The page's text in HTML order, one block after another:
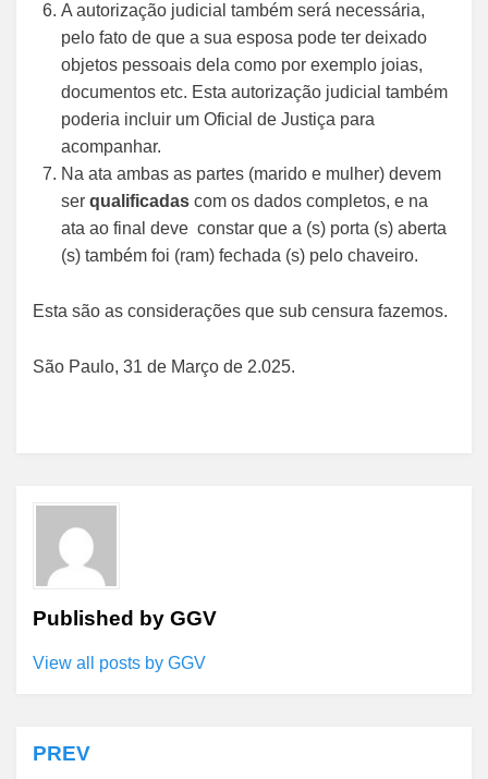
A autorização judicial também será necessária,
pelo fato de que a sua esposa pode ter deixado
objetos pessoais dela como por exemplo joias,
documentos etc. Esta autorização judicial também
poderia incluir um Oficial de Justiça para
acompanhar.
Na ata ambas as partes (marido e mulher) devem
ser qualificadas com os dados completos, e na
ata ao final deve constar que a (s) porta (s) aberta
(s) também foi (ram) fechada (s) pelo chaveiro.
Esta são as considerações que sub censura fazemos.
São Paulo, 31 de Março de 2.025.
Published by GGV
View all posts by GGV
Navegação
PREV